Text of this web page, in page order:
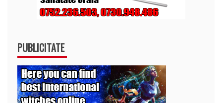
PUBLICITATE